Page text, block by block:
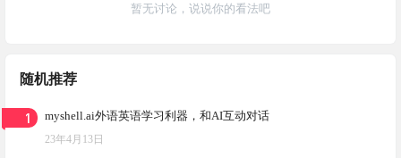
暂无讨论，说说你的看法吧
随机推荐
1 myshell.ai外语英语学习利器，和AI互动对话
23年4月13日